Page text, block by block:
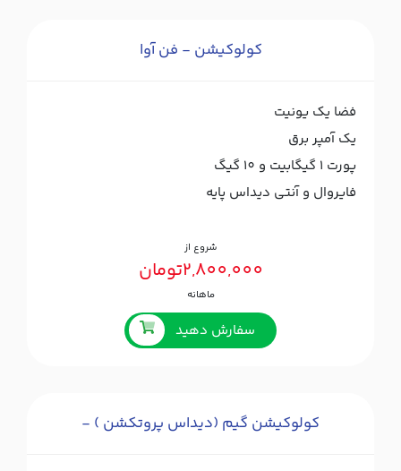
کولوکیشن - فن آوا
فضا یک یونیت
یک آمپر برق
پورت ۱ گیگابیت و 10 گیگ
فایروال و آنتی دیداس پایه
شروع از
2,800,000تومان
ماهانه
سفارش دهید
کولوکیشن گیم (دیداس پروتکشن ) -